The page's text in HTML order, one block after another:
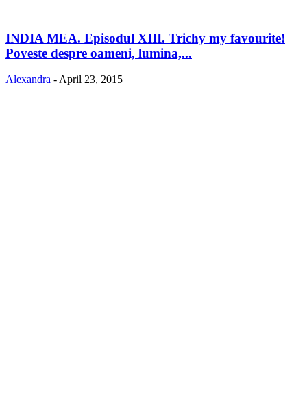
INDIA MEA. Episodul XIII. Trichy my favourite!
Poveste despre oameni, lumina,...
Alexandra - April 23, 2015